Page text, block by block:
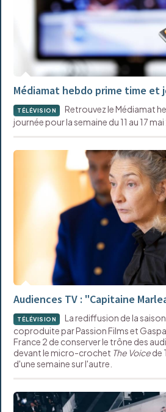
Médiamat hebdo prime time et
TÉLÉVISION
Retrouvez le Médiamat
journée pour la semaine du 11 au 17
Audiences TV : "Capitaine
TÉLÉVISION
La rediffusion de la
coproduite par Passion Films et
France 2 de conserver le trône des
devant le micro-crochet The Voicede
d'une semaine sur l'autre.